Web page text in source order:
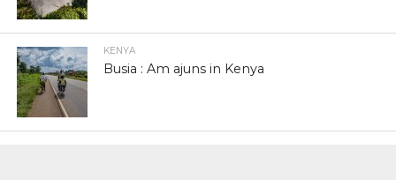
KENYA
Busia : Am ajuns in Kenya